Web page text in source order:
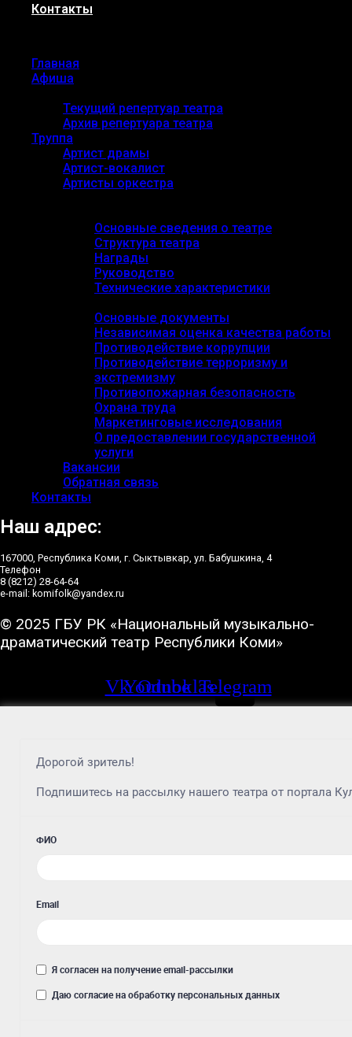
Контакты
Главная
Афиша
Текущий репертуар театра
Архив репертуара театра
Труппа
Артист драмы
Артист-вокалист
Артисты оркестра
Основные сведения о театре
Структура театра
Награды
Руководство
Технические характеристики
Основные документы
Независимая оценка качества работы
Противодействие коррупции
Противодействие терроризму и
экстремизму
Противопожарная безопасность
Охрана труда
Маркетинговые исследования
О предоставлении государственной
услуги
Вакансии
Обратная связь
Контакты
Наш адрес:
167000, Республика Коми, г. Сыктывкар, ул. Бабушкина, 4
Телефон
8 (8212) 28-64-64
e-mail: komifolk@yandex.ru
© 2025 ГБУ РК «Национальный музыкально-
драматический театр Республики Коми»
VkYoutube
Odnoklassniki
Telegram